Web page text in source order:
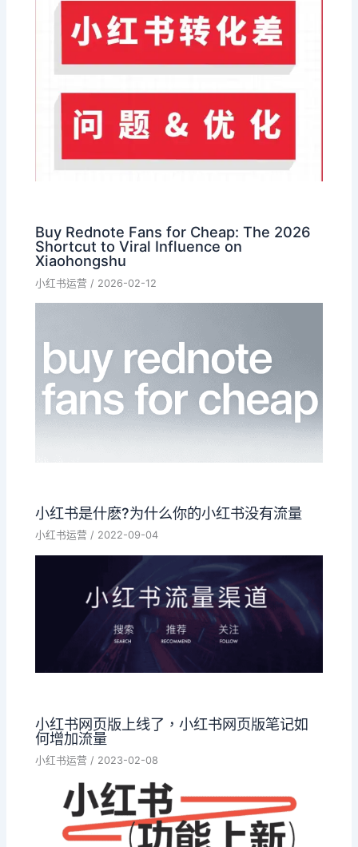
Buy Rednote Fans for Cheap: The 2026
Shortcut to Viral Influence on
Xiaohongshu
小红书运营 / 2026-02-12
小红书是什麽?为什么你的小红书没有流量
小红书运营 / 2022-09-04
小红书网页版上线了，小红书网页版笔记如
何增加流量
小红书运营 / 2023-02-08